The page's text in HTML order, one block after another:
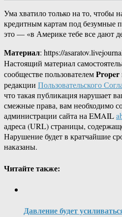
Ума хватило только на то, чтобы
кредитным картам под безумные
это — «в Америке тебе все дают
Материал: https://
Настоящий материал
сообществе пользователемProper
редакции Пользовательского
что такая публикация нарушает
смежные права, вам необходимо
администрации сайта на EMAIL
адреса (URL) страницы,
Нарушение будет в кратчайшие
наказаны.
Читайте также:
Давление будет